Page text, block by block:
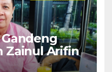
Zainul Arifin